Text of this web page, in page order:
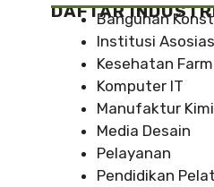
DAFTARBangunan
Institusi
Kesehatan
Komputer IT
Manufaktur
Media Desain
Pelayanan
Pendidikan